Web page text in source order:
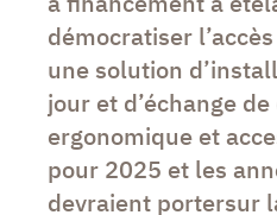
démocratiser
une solution
jour et d’échange
ergonomique et
pour 2025 et les
devraient portersur